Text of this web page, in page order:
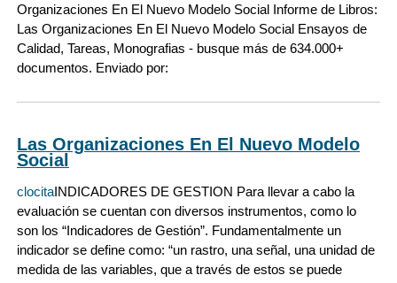
Organizaciones En El Nuevo Modelo Social Informe de Libros:
Las Organizaciones En El Nuevo Modelo Social Ensayos de
Calidad, Tareas, Monografias - busque más de 634.000+
documentos. Enviado por:
Las Organizaciones En El Nuevo Modelo
Social
clocitaINDICADORES DE GESTION Para llevar a cabo la
evaluación se cuentan con diversos instrumentos, como lo
son los “Indicadores de Gestión”. Fundamentalmente un
indicador se define como: “un rastro, una señal, una unidad de
medida de las variables, que a través de estos se puede